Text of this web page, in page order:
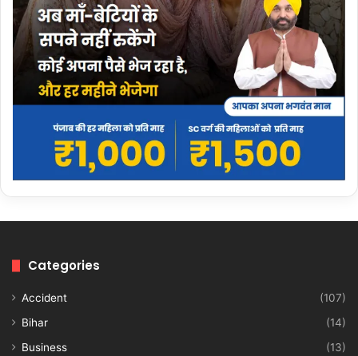
Categories
Accident
(107)
Bihar
(14)
Business
(13)